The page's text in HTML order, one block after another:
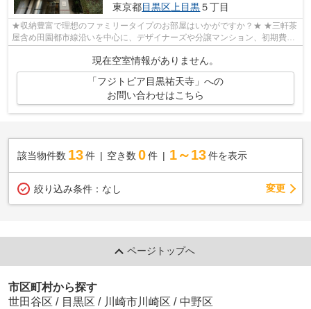
東京都目黒区 上目黒５丁目
★収納豊富で理想のファミリータイプのお部屋はいかがですか？★ ★三軒茶
屋含め田園都市線沿いを中心に、デザイナーズや分譲マンション、初期費用
現在空室情報がありません。
「フジトピア目黒祐天寺」への
お問い合わせはこちら
該当物件数 13件 空き数 0 件 1～13 件を表示
絞り込み条件： なし 変更
ページトップへ
市区町村から探す
世田谷区 / 目黒区 / 川崎市川崎区 / 中野区